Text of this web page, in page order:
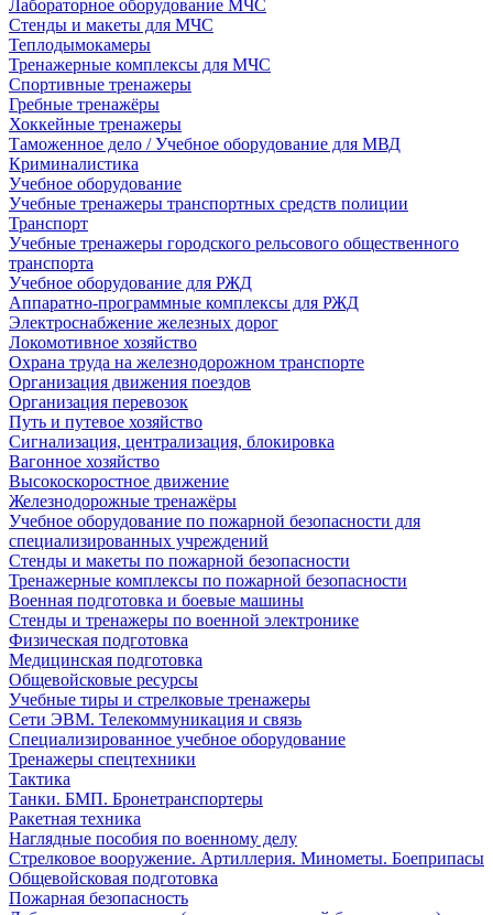
Лабораторное оборудование МЧС
Стенды и макеты для МЧС
Теплодымокамеры
Тренажерные комплексы для МЧС
Спортивные тренажеры
Гребные тренажёры
Хоккейные тренажеры
Таможенное дело / Учебное оборудование для МВД
Криминалистика
Учебное оборудование
Учебные тренажеры транспортных средств полиции
Транспорт
Учебные тренажеры городского рельсового общественного
транспорта
Учебное оборудование для РЖД
Аппаратно-программные комплексы для РЖД
Электроснабжение железных дорог
Локомотивное хозяйство
Охрана труда на железнодорожном транспорте
Организация движения поездов
Организация перевозок
Путь и путевое хозяйство
Сигнализация, централизация, блокировка
Вагонное хозяйство
Высокоскоростное движение
Железнодорожные тренажёры
Учебное оборудование по пожарной безопасности для
специализированных учреждений
Стенды и макеты по пожарной безопасности
Тренажерные комплексы по пожарной безопасности
Военная подготовка и боевые машины
Стенды и тренажеры по военной электронике
Физическая подготовка
Медицинская подготовка
Общевойсковые ресурсы
Учебные тиры и стрелковые тренажеры
Сети ЭВМ. Телекоммуникация и связь
Специализированное учебное оборудование
Тренажеры спецтехники
Тактика
Танки. БМП. Бронетранспортеры
Ракетная техника
Наглядные пособия по военному делу
Стрелковое вооружение. Артиллерия. Минометы. Боеприпасы
Общевойсковая подготовка
Пожарная безопасность